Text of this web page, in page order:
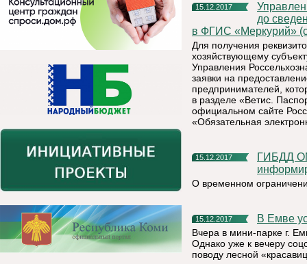
15.12.2017
Управление Россельхознадзора по Республике Коми доводит
до
в ФГИС «Меркурий»
Для получения
хозяйствующему
Управления
заявки на
предпринимателей,
в разделе «Ветис.
официальном сайте
«Обязательная
15.12.2017
ГИБДД ОМВД России по Княжпогостскому району
О временном
15.12.2017 В Емве
Вчера в мини-парке г.
Однако уже к вечеру
поводу лесной